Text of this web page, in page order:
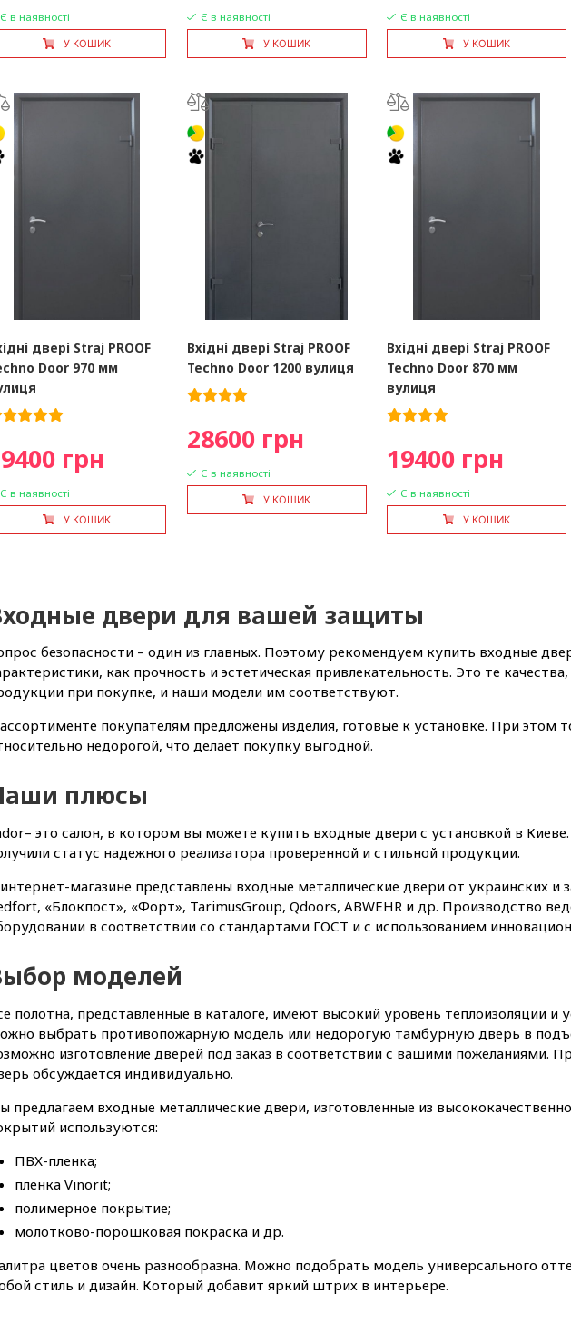
Є в наявності
У КОШИК
Є в наявності
У КОШИК
Є в наявності
У КОШИК
двері Straj PROOF
Door 970 мм
грн
Є в наявності
У КОШИК
Вхідні двері Straj PROOF
Techno Door 1200 вулиця
28600 грн
Є в наявності
У КОШИК
Вхідні двері Straj PROOF
Techno Door 870 мм
вулиця
19400 грн
Є в наявності
У КОШИК
двери для вашей защиты
безопасности – один из главных. Поэтому рекомендуем купить входные
как прочность и эстетическая привлекательность. Это те
при покупке, и наши модели им соответствуют.
покупателям предложены изделия, готовые к установке. При этом
недорогой, что делает покупку выгодной.
плюсы
это салон, в котором вы можете купить входные двери с установкой в
статус надежного реализатора проверенной и стильной продукции.
магазине представлены входные металлические двери от украинских и
«Блокпост», «Форт», TarimusGroup, Qdoors, ABWEHR и др. Производство
в соответствии со стандартами ГОСТ и с использованием
моделей
полотна, представленные в каталоге, имеют высокий уровень теплоизоляции и
выбрать противопожарную модель или недорогую тамбурную дверь в
изготовление дверей под заказ в соответствии с вашими пожеланиями.
обсуждается индивидуально.
предлагаем входные металлические двери, изготовленные из
используются:
ПВХ-пленка;
пленка Vinorit;
полимерное покрытие;
молотково-порошковая покраска и др.
цветов очень разнообразна. Можно подобрать модель универсального
стиль и дизайн. Который добавит яркий штрих в интерьере.